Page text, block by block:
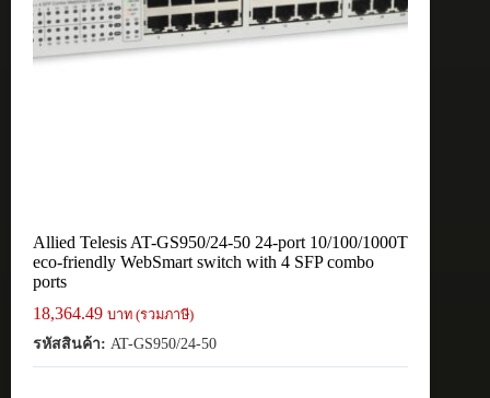
Allied Telesis AT-GS950/24-50 24-port 10/100/1000T
eco-friendly WebSmart switch with 4 SFP combo
ports
18,364.49 บาท (รวมภาษี)
รหัสสินค้า: AT-GS950/24-50